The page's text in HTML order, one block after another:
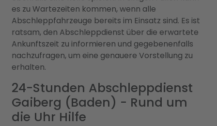
es zu Wartezeiten kommen, wenn alle
Abschleppfahrzeuge bereits im Einsatz sind. Es ist
ratsam, den Abschleppdienst über die erwartete
Ankunftszeit zu informieren und gegebenenfalls
nachzufragen, um eine genauere Vorstellung zu
erhalten.
24-Stunden Abschleppdienst
Gaiberg (Baden) - Rund um
die Uhr Hilfe